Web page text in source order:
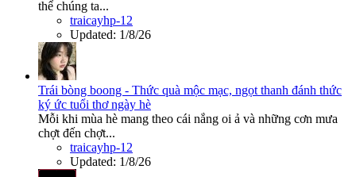
thể chúng ta...
traicayhp-12
Updated: 1/8/26
Trái bòng boong - Thức quà mộc mạc, ngọt thanh đánh thức
ký ức tuổi thơ ngày hè
Mỗi khi mùa hè mang theo cái nắng oi ả và những cơn mưa
chợt đến chợt...
traicayhp-12
Updated: 1/8/26